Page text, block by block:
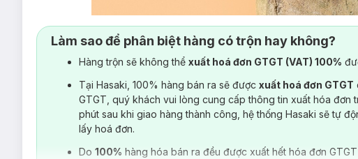
Làm sao để phân biệt hàng có trộn hay không?
Hàng trộn sẽ không thể xuất hoá đơn GTGT (VAT) 100%
Tại Hasaki, 100% hàng bán ra sẽ được xuất hoá đơn GTGT
GTGT, quý khách vui lòng cung cấp thông tin xuất hóa
phút sau khi giao hàng thành công, hệ thống Hasaki sẽ tự
lấy hoá đơn.
Do 100% hàng hóa bán ra đều được xuất hết hóa đơn